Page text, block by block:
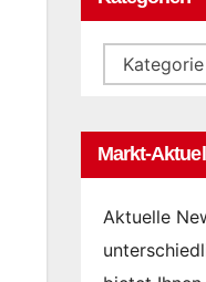
Kategorien
Markt-
Aktuelle